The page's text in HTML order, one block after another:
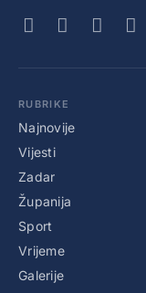
RUBRIKE
Najnovije
Vijesti
Zadar
Županija
Sport
Vrijeme
Galerije